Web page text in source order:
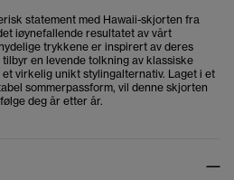
statement med Hawaii-skjorten fra
iøynefallende resultatet av vårt
trykkene er inspirert av deres
en levende tolkning av klassiske
virkelig unikt stylingalternativ. Laget i et
sommerpassform, vil denne skjorten
deg år etter år.